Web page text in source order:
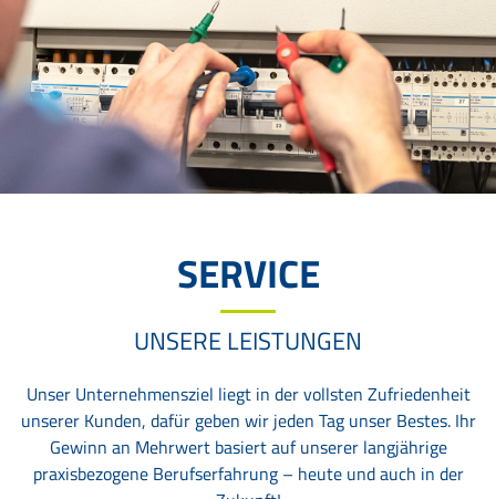
SERVICE
UNSERE LEISTUNGEN
Unser Unternehmensziel liegt in der vollsten Zufriedenheit
unserer Kunden, dafür geben wir jeden Tag unser Bestes. Ihr
Gewinn an Mehrwert basiert auf unserer langjährige
praxisbezogene Berufserfahrung – heute und auch in der